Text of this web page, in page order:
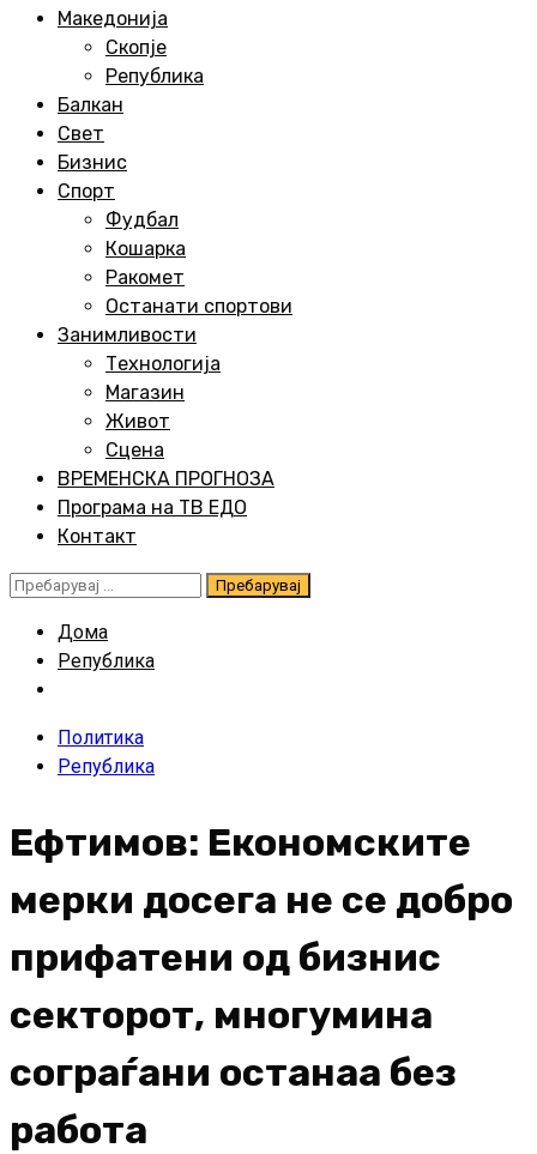
Македонија
Скопје
Република
Балкан
Свет
Бизнис
Спорт
Фудбал
Кошарка
Ракомет
Останати спортови
Занимливости
Технологија
Магазин
Живот
Сцена
ВРЕМЕНСКА ПРОГНОЗА
Програма на ТВ ЕДО
Контакт
Пребарувај
Дома
Република
Политика
Република
Ефтимов: Економските
мерки досега не се добро
прифатени од бизнис
секторот, многумина
сограѓани останаа без
работа